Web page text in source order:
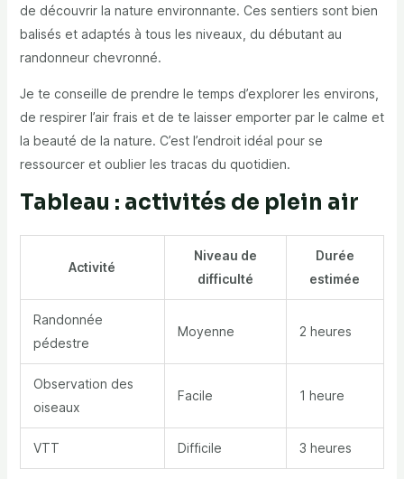
de découvrir la nature environnante. Ces sentiers sont bien
balisés et adaptés à tous les niveaux, du débutant au
randonneur chevronné.
Je te conseille de prendre le temps d’explorer les environs,
de respirer l’air frais et de te laisser emporter par le calme et
la beauté de la nature. C’est l’endroit idéal pour se
ressourcer et oublier les tracas du quotidien.
Tableau : activités de plein air
Activité
Niveau de
difficulté
Durée
estimée
Randonnée
pédestre
Moyenne 2 heures
Observation des
oiseaux
Facile 1 heure
VTT Difficile 3 heures